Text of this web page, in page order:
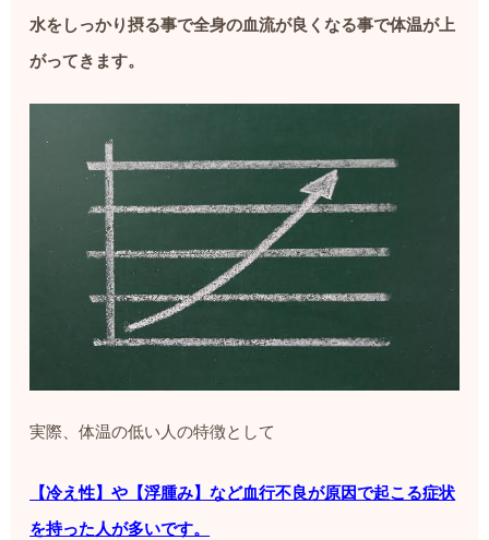
水をしっかり摂る事で全身の血流が良くなる事で体温が上
がってきます。
実際、体温の低い人の特徴として
【冷え性】や【浮腫み】など血行不良が原因で起こる症状
を持った人が多いです。